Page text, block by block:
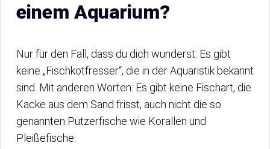
einem Aquarium?
Nur für den Fall, dass du dich wunderst: Es gibt
keine „Fischkotfresser“, die in der Aquaristik bekannt
sind. Mit anderen Worten: Es gibt keine Fischart, die
Kacke aus dem Sand frisst, auch nicht die so
genannten Putzerfische wie Korallen und
Pleißefische.